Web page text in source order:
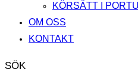
KÖRSÄTT I
OM OSS
KONTAKT
SÖK